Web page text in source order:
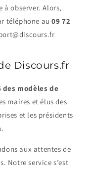
observer. Alors,
téléphone au09 72
Discours.fr
des modèles de
maires et élus des
et les présidents
aux attentes de
Notre service s’est